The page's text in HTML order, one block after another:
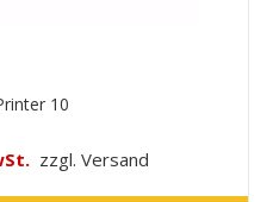
10
zzgl. Versand